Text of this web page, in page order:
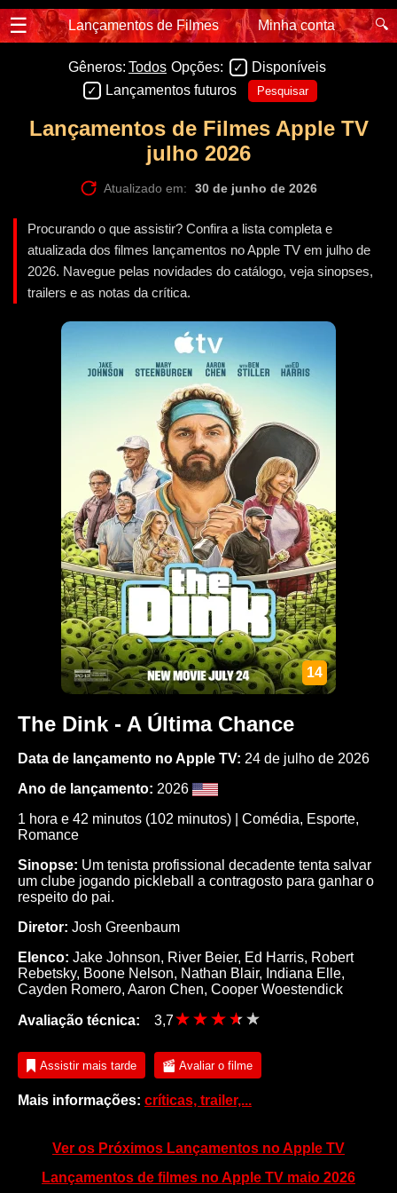
☰ Lançamentos de Filmes Minha conta 🔍
Gêneros: Todos Opções:
Disponíveis
Lançamentos futuros
Pesquisar
Lançamentos de Filmes Apple TV
julho 2026
Atualizado em: 30 de junho de 2026
Procurando o que assistir? Confira a lista completa e
atualizada dos filmes lançamentos no Apple TV em julho de
2026. Navegue pelas novidades do catálogo, veja sinopses,
trailers e as notas da crítica.
14
The Dink - A Última Chance
Data de lançamento no Apple TV: 24 de julho de 2026
Ano de lançamento: 2026
1 hora e 42 minutos (102 minutos) | Comédia, Esporte,
Romance
Sinopse: Um tenista profissional decadente tenta salvar
um clube jogando pickleball a contragosto para ganhar o
respeito do pai.
Diretor: Josh Greenbaum
Elenco: Jake Johnson, River Beier, Ed Harris, Robert
Rebetsky, Boone Nelson, Nathan Blair, Indiana Elle,
Cayden Romero, Aaron Chen, Cooper Woestendick
Avaliação técnica: 3,7
Assistir mais tarde Avaliar o filme
Mais informações: críticas, trailer,...
Ver os Próximos Lançamentos no Apple TV
Lançamentos de filmes no Apple TV maio 2026